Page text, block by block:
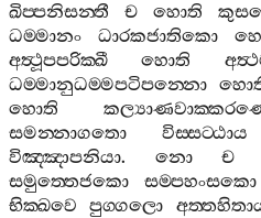
ඛිප‍්පනිසන‍්තී
ච හොති
ධම‍්මානං
ධාරකජාතිකො
අත්‍ථූපපරික‍්ඛී
හොති
ධම‍්මානුධම‍්මපටිපන‍්නො
හොති
සමන‍්නාගතො
විස‍්සට‍්ඨාය
විඤ‍්ඤාපනියා. නො ච
සමුත‍්තෙජකො
සම‍්පහංසකො
භික‍්ඛවෙ
පුග‍්ගලො